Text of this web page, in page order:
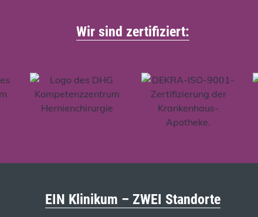
Wir sind zertifiziert:
EIN Klinikum – ZWEI Standorte